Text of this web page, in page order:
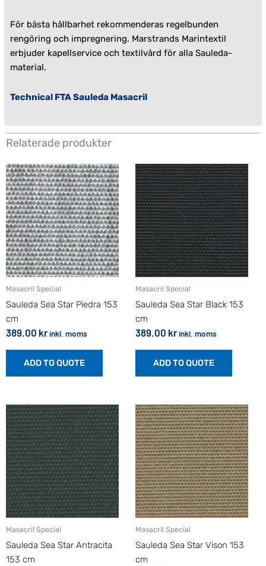
För bästa hållbarhet rekommenderas regelbunden
rengöring och impregnering. Marstrands Marintextil
erbjuder kapellservice och textilvård för alla Sauleda-
material.
Technical FTA Sauleda Masacril
Relaterade produkter
Masacril Special
Sauleda Sea Star Piedra 153
cm
389.00 krinkl. moms
ADD TO QUOTE
Masacril Special
Sauleda Sea Star Black 153
cm
389.00 krinkl. moms
ADD TO QUOTE
Masacril Special
Sauleda Sea Star Antracita
153 cm
Masacril Special
Sauleda Sea Star Vison 153
cm